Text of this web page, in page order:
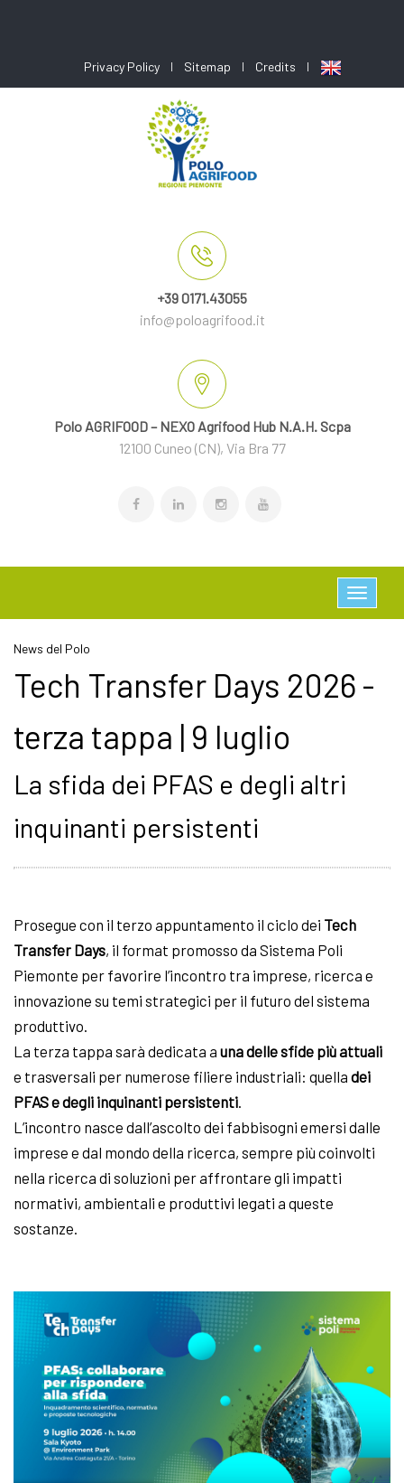
Privacy Policy Sitemap Credits
+39 0171.43055
info@poloagrifood.it
Polo AGRIFOOD – NEXO Agrifood Hub N.A.H. Scpa
12100 Cuneo (CN), Via Bra 77
News del Polo
Tech Transfer Days 2026 -
terza tappa | 9 luglio
La sfida dei PFAS e degli altri
inquinanti persistenti
Prosegue con il terzo appuntamento il ciclo dei Tech
Transfer Days, il format promosso da Sistema Poli
Piemonte per favorire l’incontro tra imprese, ricerca e
innovazione su temi strategici per il futuro del sistema
produttivo.
La terza tappa sarà dedicata a una delle sfide più attuali
e trasversali per numerose filiere industriali: quella dei
PFAS e degli inquinanti persistenti.
L’incontro nasce dall’ascolto dei fabbisogni emersi dalle
imprese e dal mondo della ricerca, sempre più coinvolti
nella ricerca di soluzioni per affrontare gli impatti
normativi, ambientali e produttivi legati a queste
sostanze.